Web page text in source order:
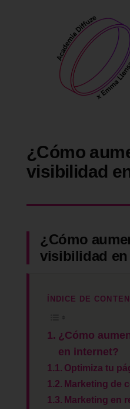
¿Cómo
visibilidad
¿Cómo
visibilidad
ÍNDICE DE
¿Cómo
en internet?
Optimiza tu
Marketing de
Marketing en